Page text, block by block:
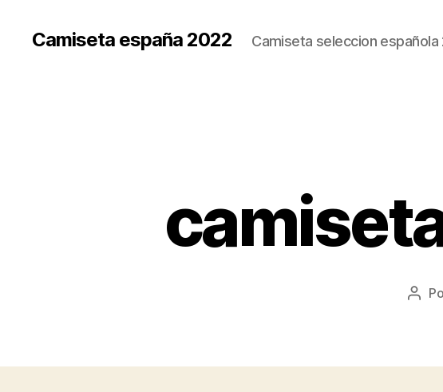
Camiseta españa 2022 Camiseta seleccion española